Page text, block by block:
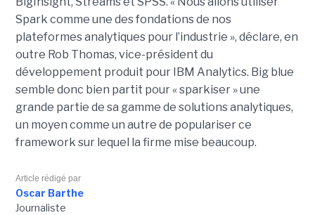
Spark comme une des fondations de nos
plateformes analytiques pour l’industrie », déclare, en
outre Rob Thomas, vice-président du
développement produit pour IBM Analytics. Big blue
semble donc bien partit pour « sparkiser » une
grande partie de sa gamme de solutions analytiques,
un moyen comme un autre de populariser ce
framework sur lequel la firme mise beaucoup.
Article rédigé par
Oscar Barthe
Journaliste